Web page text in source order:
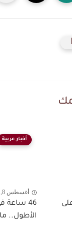
أخبار عربية
أغسطس 8, 2026
46 ساعة
الأطول..